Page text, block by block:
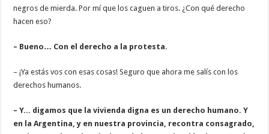
negros de mierda. Por mí que los caguen a tiros. ¿Con qué derecho
hacen eso?
– Bueno… Con el derecho a la protesta.
– ¡Ya estás vos con esas cosas! Seguro que ahora me salís con los
derechos humanos.
– Y... digamos que la vivienda digna es un derecho humano. Y
en la Argentina, y en nuestra provincia, recontra consagrado,